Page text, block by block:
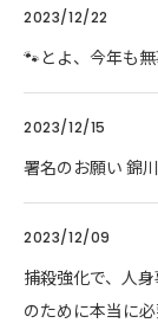
2023/12/22
🐾とよ、今年も
2023/12/15
署名のお願い 錦
2023/12/09
捕殺強化で、人
のために本当に